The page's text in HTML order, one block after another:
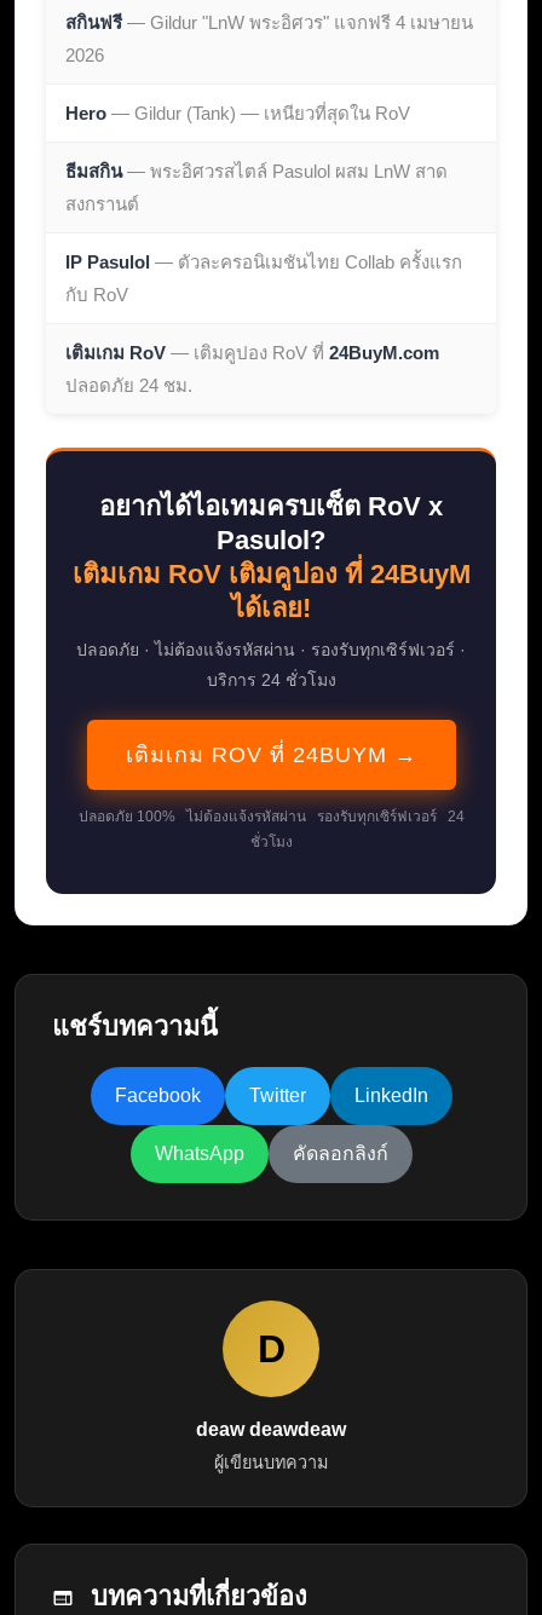
สกินฟรี— Gildur "LnW พระอิศวร" แจกฟรี 4 เมษายน
2026
Hero — Gildur (Tank) — เหนียวที่สุดใน RoV
ธีมสกิน— พระอิศวรสไตล์ Pasulol ผสม LnW สาด
สงกรานต์
IP Pasulol — ตัวละครอนิเมชันไทย Collab ครั้งแรก
กับ RoV
เติมเกม RoV — เติมคูปอง RoV ที่ 24BuyM.com
ปลอดภัย 24 ชม.
อยากได้ไอเทมครบเซ็ต RoV x
Pasulol?
เติมเกม RoV เติมคูปอง ที่ 24BuyM
ได้เลย!
ปลอดภัย · ไม่ต้องแจ้งรหัสผ่าน · รองรับทุกเซิร์ฟเวอร์ ·
บริการ 24 ชั่วโมง
เติมเกม ROV ที่ 24BUYM →
ปลอดภัย 100% ไม่ต้องแจ้งรหัสผ่าน รองรับทุกเซิร์ฟเวอร์ 24
ชั่วโมง
แชร์บทความนี้
Facebook Twitter LinkedIn
WhatsApp คัดลอกลิงก์
D
deaw deawdeaw
ผู้เขียนบทความ
บทความที่เกี่ยวข้อง